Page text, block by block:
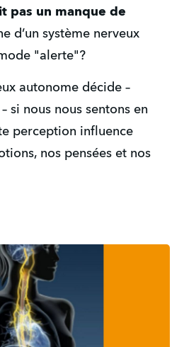
pas un manque de
d’un système nerveux
"alerte"?
autonome décide –
si nous nous sentons en
perception influence
nos pensées et nos